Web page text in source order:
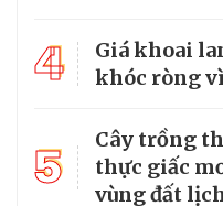
4
Giá khoai
khóc ròng
5
Cây trồng
thực giấc
vùng đất